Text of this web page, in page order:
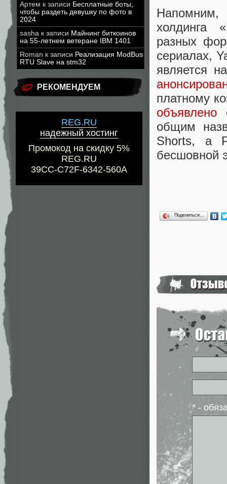
Артем к записи Бесплатные боты,
чтобы раздеть девушку по фото в
2024
sasha к записи Майнинг биткоинов
на 55-летнем ветеране IBM 1401
Roman к записи Реализация ModBus
RTU Slave на stm32
РЕКОМЕНДУЕМ
REG.RU
надежный хостинг
Промокод на скидку 5%
REG.RU
39CC-C72F-6342-560A
холдинга
разных
сериалах,
является
платному
объявлено
общим
Shorts, а
бесшовной
Поделиться…
* -